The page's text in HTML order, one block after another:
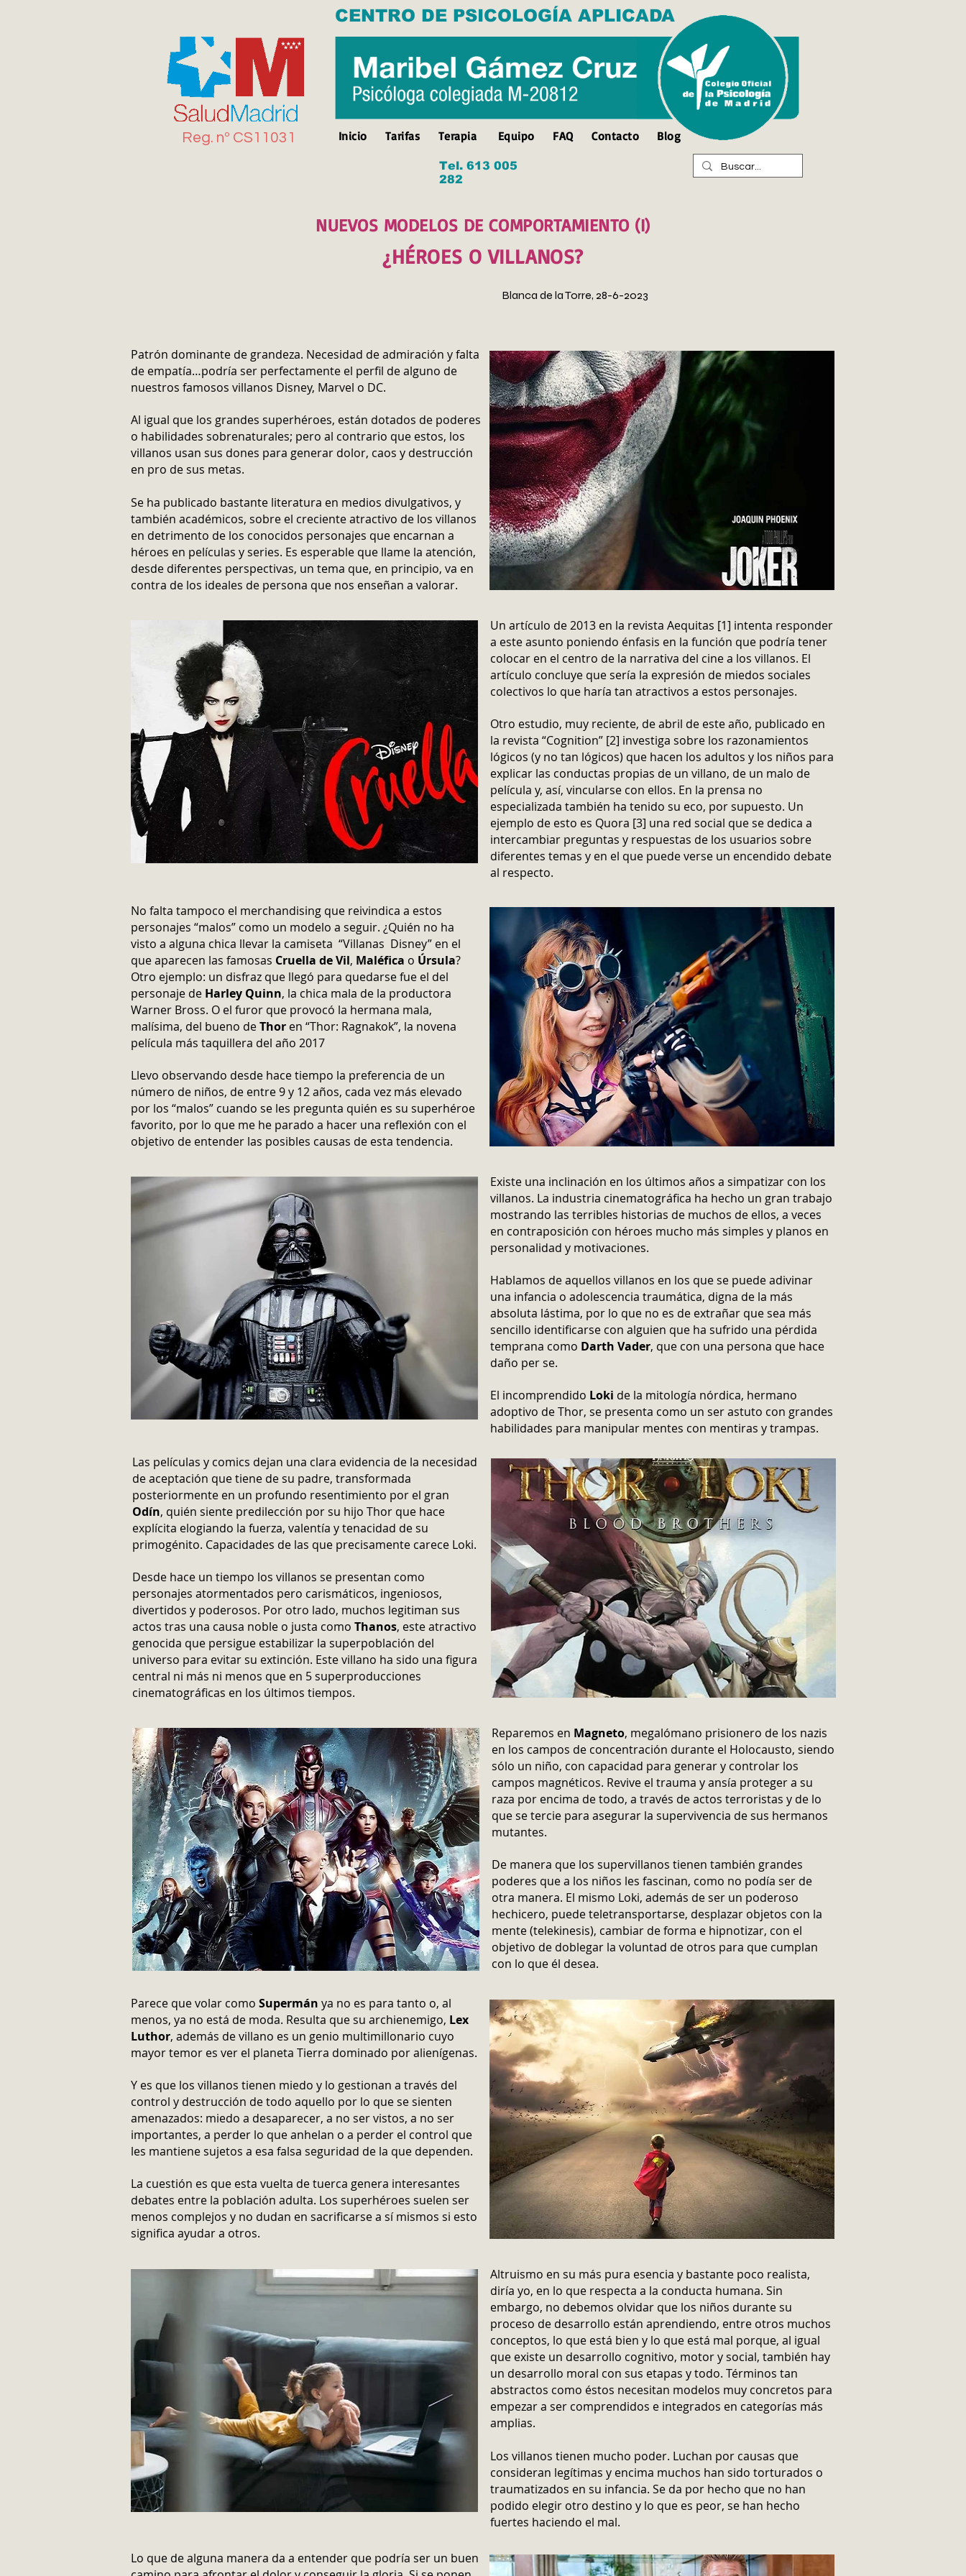
CENTRO DE PSICOLOGÍA APLICADA
Reg. nº CS11031 Inicio Tarifas Terapia Equipo FAQ Contacto Blog
Tel. 613 005
282
NUEVOS MODELOS DE COMPORTAMIENTO (I)
¿HÉROES O VILLANOS?
Blanca de la Torre, 28-6-2023
Patrón dominante de grandeza. Necesidad de admiración y falta
de empatía…podría ser perfectamente el perfil de alguno de
nuestros famosos villanos Disney, Marvel o DC.
Al igual que los grandes superhéroes, están dotados de poderes
o habilidades sobrenaturales; pero al contrario que estos, los
villanos usan sus dones para generar dolor, caos y destrucción
en pro de sus metas.
Se ha publicado bastante literatura en medios divulgativos, y
también académicos, sobre el creciente atractivo de los villanos
en detrimento de los conocidos personajes que encarnan a
héroes en películas y series. Es esperable que llame la atención,
desde diferentes perspectivas, un tema que, en principio, va en
contra de los ideales de persona que nos enseñan a valorar.
No falta tampoco el merchandising que reivindica a estos
personajes “malos” como un modelo a seguir. ¿Quién no ha
visto a alguna chica llevar la camiseta “Villanas Disney” en el
que aparecen las famosas Cruella de Vil, Maléfica o Úrsula?
Otro ejemplo: un disfraz que llegó para quedarse fue el del
personaje de Harley Quinn, la chica mala de la productora
Warner Bross. O el furor que provocó la hermana mala,
malísima, del bueno deThor en “Thor: Ragnakok”, la novena
película más taquillera del año 2017
Llevo observando desde hace tiempo la preferencia de un
número de niños, de entre 9 y 12 años, cada vez más elevado
por los “malos” cuando se les pregunta quién es su superhéroe
favorito, por lo que me he parado a hacer una reflexión con el
objetivo de entender las posibles causas de esta tendencia.
Las películas y comics dejan una clara evidencia de la necesidad
de aceptación que tiene de su padre, transformada
posteriormente en un profundo resentimiento por el gran
Odín, quién siente predilección por su hijo Thor que hace
explícita elogiando la fuerza, valentía y tenacidad de su
primogénito. Capacidades de las que precisamente carece Loki.
Desde hace un tiempo los villanos se presentan como
personajes atormentados pero carismáticos, ingeniosos,
divertidos y poderosos. Por otro lado, muchos legitiman sus
actos tras una causa noble o justa como Thanos, este atractivo
genocida que persigue estabilizar la superpoblación del
universo para evitar su extinción. Este villano ha sido una figura
central ni más ni menos que en 5 superproducciones
cinematográficas en los últimos tiempos.
Parece que volar como Supermán ya no es para tanto o, al
menos, ya no está de moda. Resulta que su archienemigo, Lex
Luthor, además de villano es un genio multimillonario cuyo
mayor temor es ver el planeta Tierra dominado por alienígenas.
Y es que los villanos tienen miedo y lo gestionan a través del
control y destrucción de todo aquello por lo que se sienten
amenazados: miedo a desaparecer, a no ser vistos, a no ser
importantes, a perder lo que anhelan o a perder el control que
les mantiene sujetos a esa falsa seguridad de la que dependen.
La cuestión es que esta vuelta de tuerca genera interesantes
debates entre la población adulta. Los superhéroes suelen ser
menos complejos y no dudan en sacrificarse a sí mismos si esto
significa ayudar a otros.
Lo que de alguna manera da a entender que podría ser un buen
Un artículo de 2013 en la revista Aequitas [1] intenta responder
a este asunto poniendo énfasis en la función que podría tener
colocar en el centro de la narrativa del cine a los villanos. El
artículo concluye que sería la expresión de miedos sociales
colectivos lo que haría tan atractivos a estos personajes.
Otro estudio, muy reciente, de abril de este año, publicado en
la revista “Cognition” [2] investiga sobre los razonamientos
lógicos (y no tan lógicos) que hacen los adultos y los niños para
explicar las conductas propias de un villano, de un malo de
película y, así, vincularse con ellos. En la prensa no
especializada también ha tenido su eco, por supuesto. Un
ejemplo de esto es Quora [3] una red social que se dedica a
intercambiar preguntas y respuestas de los usuarios sobre
diferentes temas y en el que puede verse un encendido debate
al respecto.
Existe una inclinación en los últimos años a simpatizar con los
villanos. La industria cinematográfica ha hecho un gran trabajo
mostrando las terribles historias de muchos de ellos, a veces
en contraposición con héroes mucho más simples y planos en
personalidad y motivaciones.
Hablamos de aquellos villanos en los que se puede adivinar
una infancia o adolescencia traumática, digna de la más
absoluta lástima, por lo que no es de extrañar que sea más
sencillo identificarse con alguien que ha sufrido una pérdida
temprana como Darth Vader, que con una persona que hace
daño per se.
El incomprendido Loki de la mitología nórdica, hermano
adoptivo de Thor, se presenta como un ser astuto con grandes
habilidades para manipular mentes con mentiras y trampas.
Reparemos en Magneto, megalómano prisionero de los nazis
en los campos de concentración durante el Holocausto, siendo
sólo un niño, con capacidad para generar y controlar los
campos magnéticos. Revive el trauma y ansía proteger a su
raza por encima de todo, a través de actos terroristas y de lo
que se tercie para asegurar la supervivencia de sus hermanos
mutantes.
De manera que los supervillanos tienen también grandes
poderes que a los niños les fascinan, como no podía ser de
otra manera. El mismo Loki, además de ser un poderoso
hechicero, puede teletransportarse, desplazar objetos con la
mente (telekinesis), cambiar de forma e hipnotizar, con el
objetivo de doblegar la voluntad de otros para que cumplan
con lo que él desea.
Altruismo en su más pura esencia y bastante poco realista,
diría yo, en lo que respecta a la conducta humana. Sin
embargo, no debemos olvidar que los niños durante su
proceso de desarrollo están aprendiendo, entre otros muchos
conceptos, lo que está bien y lo que está mal porque, al igual
que existe un desarrollo cognitivo, motor y social, también hay
un desarrollo moral con sus etapas y todo. Términos tan
abstractos como éstos necesitan modelos muy concretos para
empezar a ser comprendidos e integrados en categorías más
amplias.
Los villanos tienen mucho poder. Luchan por causas que
consideran legítimas y encima muchos han sido torturados o
traumatizados en su infancia. Se da por hecho que no han
podido elegir otro destino y lo que es peor, se han hecho
fuertes haciendo el mal.